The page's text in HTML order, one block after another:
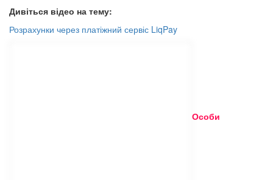
Дивіться відео на тему:
Розрахунки через платіжний сервіс LiqPay
Особи